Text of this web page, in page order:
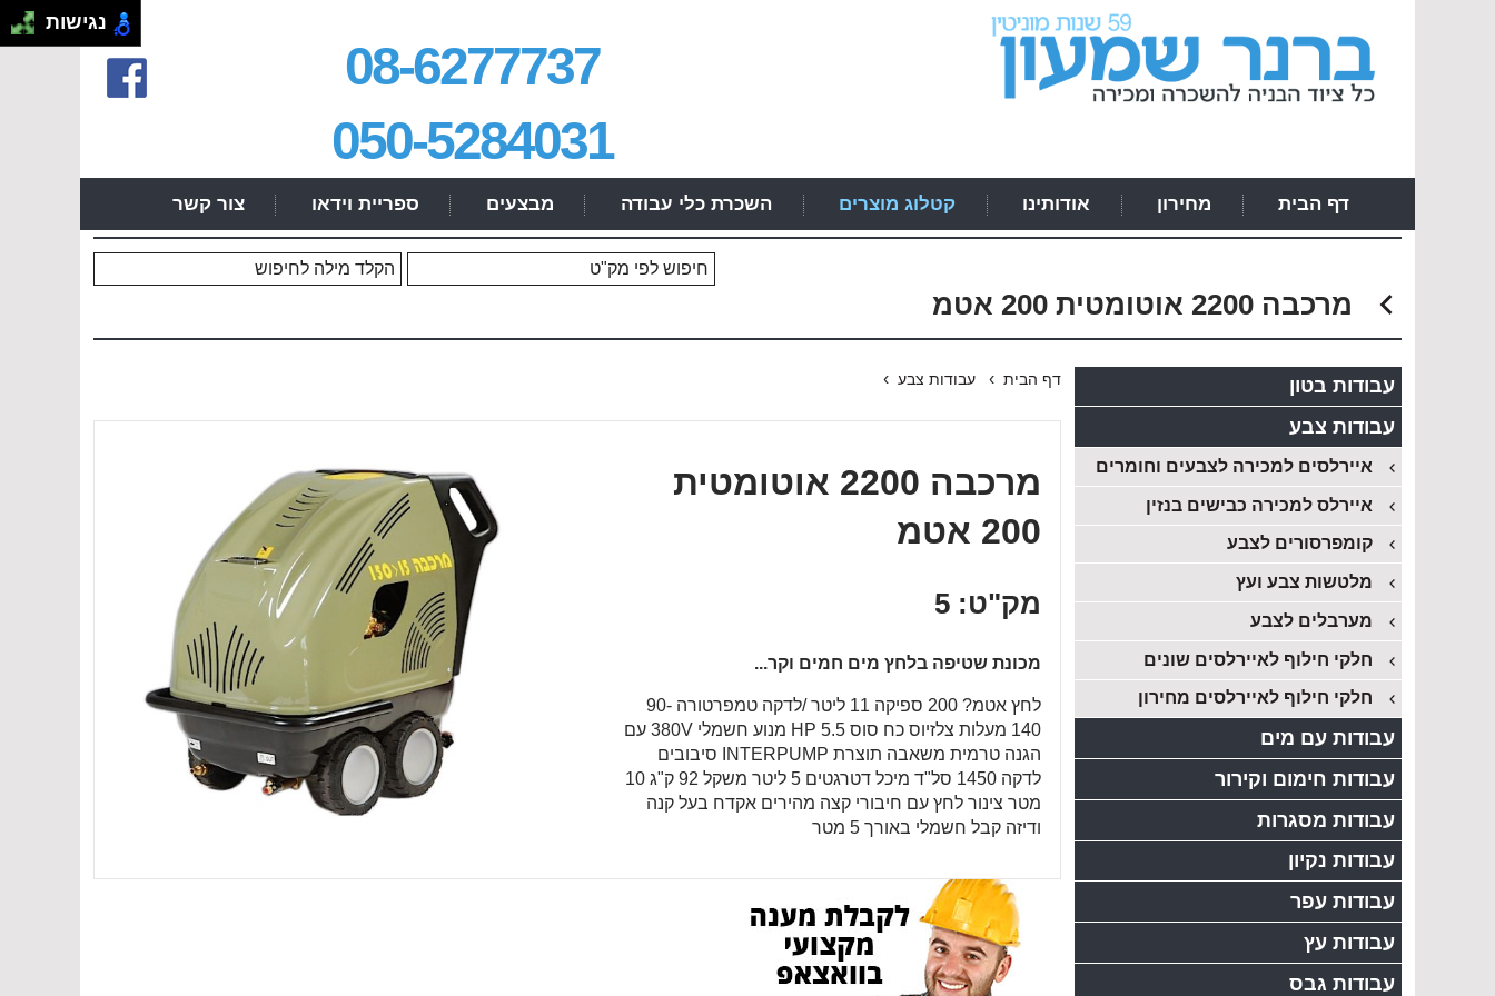
.
08-6277737
050-5284031
דף הבית מחירון אודותינו קטלוג מוצרים השכרת כלי עבודה מבצעים ספריית וידאו צור קשר
מרכבה 2200 אוטומטית 200 אטמ
דף הבית› עבודות צבע›
מרכבה 2200 אוטומטית
200 אטמ
מק"ט: 5
מכונת שטיפה בלחץ מים חמים וקר...
לחץ אטמ? 200 ספיקה 11 ליטר /לדקה טמפרטורה 90-
140 מעלות צלזיוס כח סוס HP 5.5 מנוע חשמלי 380V עם
הגנה טרמית משאבה תוצרת INTERPUMP סיבובים
לדקה 1450 סל"ד מיכל דטרגטים 5 ליטר משקל 92 ק"ג 10
מטר צינור לחץ עם חיבורי קצה מהירים אקדח בעל קנה
ודיזה קבל חשמלי באורך 5 מטר
עבודות בטון
עבודות צבע
איירלסים למכירה לצבעים וחומרים
איירלס למכירה כבישים בנזין
קומפרסורים לצבע
מלטשות צבע ועץ
מערבלים לצבע
חלקי חילוף לאיירלסים שונים
חלקי חילוף לאיירלסים מחירון
עבודות עם מים
עבודות חימום וקירור
עבודות מסגרות
עבודות נקיון
עבודות עפר
עבודות עץ
עבודות גבס
נגישות